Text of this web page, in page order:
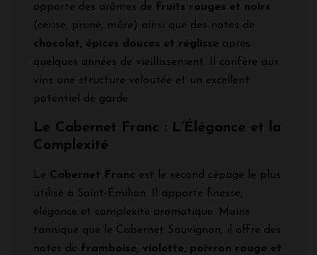
apporte des arômes de fruits rouges et noirs
(cerise, prune, mûre) ainsi que des notes de
chocolat, épices douces et réglisse après
quelques années de vieillissement. Il confère aux
vins une structure veloutée et un excellent
potentiel de garde.
Le Cabernet Franc : L’Élégance et la
Complexité
Le Cabernet Franc est le second cépage le plus
utilisé à Saint-Émilion. Il apporte finesse,
élégance et complexité aromatique. Moins
tannique que le Cabernet Sauvignon, il offre des
notes de framboise, violette, poivron rouge et